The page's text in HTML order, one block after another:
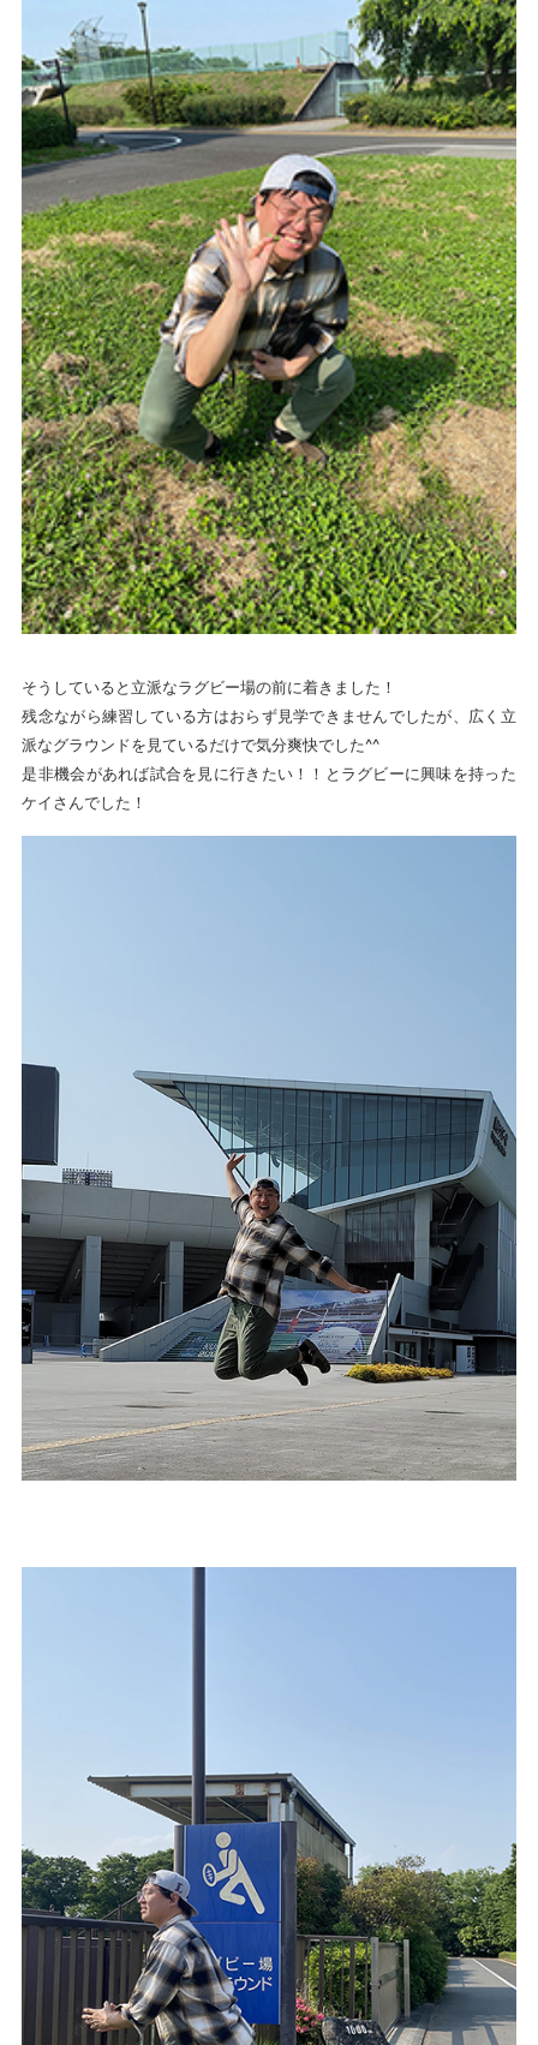
そうしていると立派なラグビー場の前に着きました！
残念ながら練習している方はおらず見学できませんでしたが、広く立
派なグラウンドを見ているだけで気分爽快でした^^
是非機会があれば試合を見に行きたい！！とラグビーに興味を持った
ケイさんでした！